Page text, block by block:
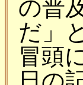
の普
だ」
冒頭